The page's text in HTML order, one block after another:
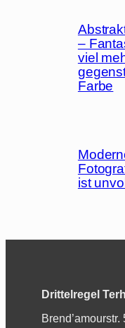
–
viel
Farbe
ist
Drittelregel
Brend’amourstr.